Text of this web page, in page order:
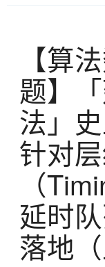
【算
题】
法」
针对
（
延时
落地（